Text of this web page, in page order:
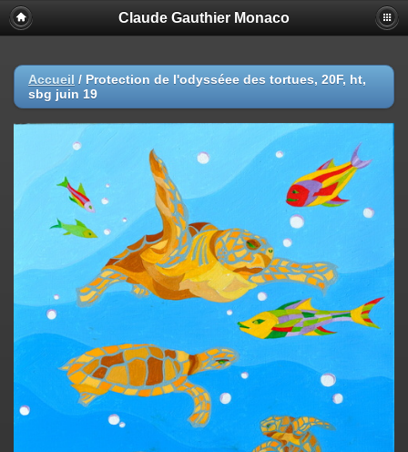
Claude Gauthier Monaco
Accueil / Protection de l'odysséee des tortues, 20F, ht,
sbg juin 19